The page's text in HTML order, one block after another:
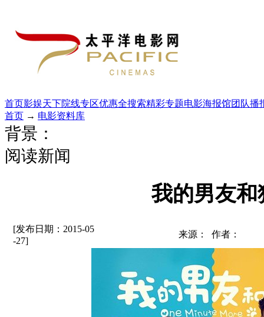
首页影娱天下院线专区优惠全搜索精彩专题电影海报馆团队播
首页 → 电影资料库
背景：
阅读新闻
我的男友和
[发布日期：2015-05
-27]
来源： 作者：